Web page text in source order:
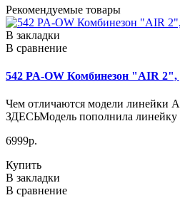
Рекомендуемые товары
В закладки
В сравнение
542 PA-OW Комбинезон "AIR 2",
Чем отличаются модели линейки
ЗДЕСЬМодель пополнила линейку
6999р.
Купить
В закладки
В сравнение